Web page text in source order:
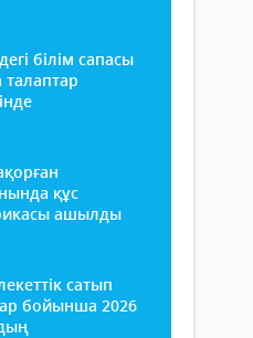
білім сапасы
құс
ашылды
сатып
бойынша 2026